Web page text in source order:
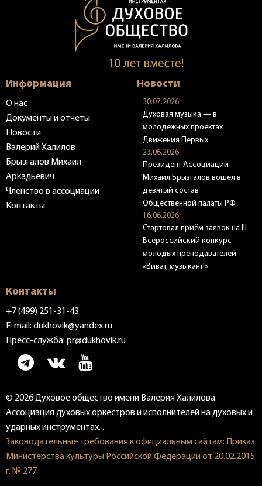
Информация
О нас
Документы и отчеты
Новости
Валерий Халилов
Брызгалов Михаил
Аркадьевич
Членство в ассоциации
Контакты
Новости
30.07.2026
Духовая музыка — в
молодёжных проектах
Движения Первых
23.06.2026
Президент Ассоциации
Михаил Брызгалов вошёл в
девятый состав
Общественной палаты РФ
16.06.2026
Стартовал приём заявок на III
Всероссийский конкурс
молодых преподавателей
«Виват, музыкант!»
Контакты
+7 (499) 251-31-43
E-mail: dukhovik@yandex.ru
Пресс-служба: pr@dukhovik.ru
© 2026 Духовое общество имени Валерия Халилова.
Ассоциация духовых оркестров и исполнителей на духовых и
ударных инструментах. .
Законодательные требования к официальным сайтам: Приказ
Министерства культуры Российской Федерации от 20.02.2015
г. № 277